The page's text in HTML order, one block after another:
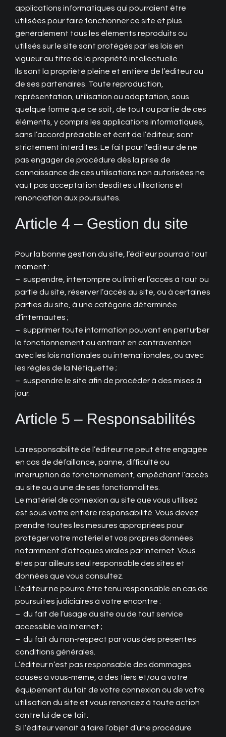
applications informatiques qui pourraient être
utilisées pour faire fonctionner ce site et plus
généralement tous les éléments reproduits ou
utilisés sur le site sont protégés par les lois en
vigueur au titre de la propriété intellectuelle.
Ils sont la propriété pleine et entière de l’éditeur ou
de ses partenaires. Toute reproduction,
représentation, utilisation ou adaptation, sous
quelque forme que ce soit, de tout ou partie de ces
éléments, y compris les applications informatiques,
sans l’accord préalable et écrit de l’éditeur, sont
strictement interdites. Le fait pour l’éditeur de ne
pas engager de procédure dès la prise de
connaissance de ces utilisations non autorisées ne
vaut pas acceptation desdites utilisations et
renonciation aux poursuites.
Article 4 – Gestion du site
Pour la bonne gestion du site, l’éditeur pourra à tout
moment :
– suspendre, interrompre ou limiter l’accès à tout ou
partie du site, réserver l’accès au site, ou à certaines
parties du site, à une catégorie déterminée
d’internautes ;
– supprimer toute information pouvant en perturber
le fonctionnement ou entrant en contravention
avec les lois nationales ou internationales, ou avec
les règles de la Nétiquette ;
– suspendre le site afin de procéder à des mises à
jour.
Article 5 – Responsabilités
La responsabilité de l’éditeur ne peut être engagée
en cas de défaillance, panne, difficulté ou
interruption de fonctionnement, empêchant l’accès
au site ou à une de ses fonctionnalités.
Le matériel de connexion au site que vous utilisez
est sous votre entière responsabilité. Vous devez
prendre toutes les mesures appropriées pour
protéger votre matériel et vos propres données
notamment d’attaques virales par Internet. Vous
êtes par ailleurs seul responsable des sites et
données que vous consultez.
L’éditeur ne pourra être tenu responsable en cas de
poursuites judiciaires à votre encontre :
– du fait de l’usage du site ou de tout service
accessible via Internet ;
– du fait du non-respect par vous des présentes
conditions générales.
L’éditeur n’est pas responsable des dommages
causés à vous-même, à des tiers et/ou à votre
équipement du fait de votre connexion ou de votre
utilisation du site et vous renoncez à toute action
contre lui de ce fait.
Si l’éditeur venait à faire l’objet d’une procédure